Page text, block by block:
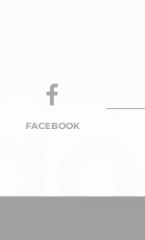
FACEBOOK